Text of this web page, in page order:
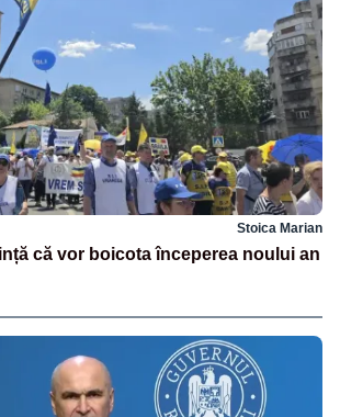
Stoica Marian
că vor boicota începerea noului an